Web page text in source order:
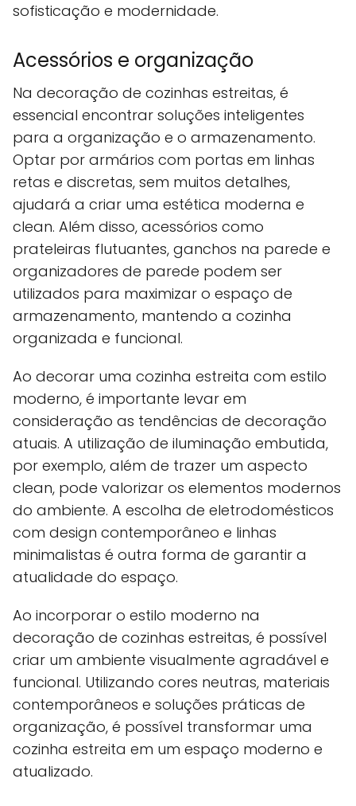
sofisticação e modernidade.
Acessórios e organização
Na decoração de cozinhas estreitas, é
essencial encontrar soluções inteligentes
para a organização e o armazenamento.
Optar por armários com portas em linhas
retas e discretas, sem muitos detalhes,
ajudará a criar uma estética moderna e
clean. Além disso, acessórios como
prateleiras flutuantes, ganchos na parede e
organizadores de parede podem ser
utilizados para maximizar o espaço de
armazenamento, mantendo a cozinha
organizada e funcional.
Ao decorar uma cozinha estreita com estilo
moderno, é importante levar em
consideração as tendências de decoração
atuais. A utilização de iluminação embutida,
por exemplo, além de trazer um aspecto
clean, pode valorizar os elementos modernos
do ambiente. A escolha de eletrodomésticos
com design contemporâneo e linhas
minimalistas é outra forma de garantir a
atualidade do espaço.
Ao incorporar o estilo moderno na
decoração de cozinhas estreitas, é possível
criar um ambiente visualmente agradável e
funcional. Utilizando cores neutras, materiais
contemporâneos e soluções práticas de
organização, é possível transformar uma
cozinha estreita em um espaço moderno e
atualizado.